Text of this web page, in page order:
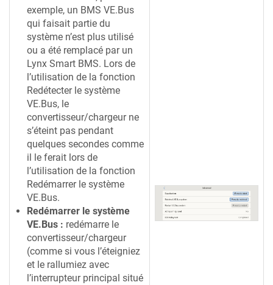
exemple, un BMS VE.Bus
qui faisait partie du
système n’est plus utilisé
ou a été remplacé par un
Lynx Smart BMS. Lors de
l’utilisation de la fonction
Redétecter le système
VE.Bus, le
convertisseur/chargeur ne
s’éteint pas pendant
quelques secondes comme
il le ferait lors de
l’utilisation de la fonction
Redémarrer le système
VE.Bus.
Redémarrer le système
VE.Bus : redémarre le
convertisseur/chargeur
(comme si vous l’éteigniez
et le rallumiez avec
l’interrupteur principal situé